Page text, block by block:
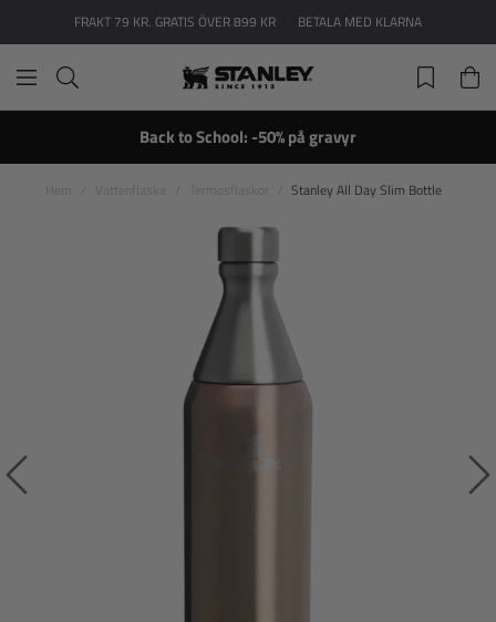
FRAKT 79 KR. GRATIS ÖVER 899 KR BETALA MED KLARNA
Back to School: -50% på gravyr
Vattenflaska Termosflaskor Stanley All Day Slim Bottle